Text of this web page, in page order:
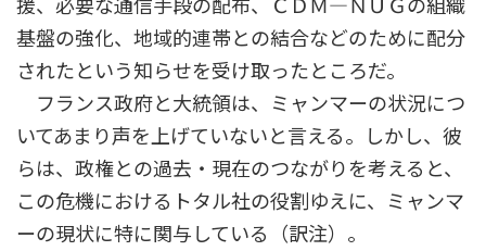
援、必要な通信手段の配布、ＣＤＭ―ＮＵＧの組織
基盤の強化、地域的連帯との結合などのために配分
されたという知らせを受け取ったところだ。
フランス政府と大統領は、ミャンマーの状況につ
いてあまり声を上げていないと言える。しかし、彼
らは、政権との過去・現在のつながりを考えると、
この危機におけるトタル社の役割ゆえに、ミャンマ
ーの現状に特に関与している（訳注）。